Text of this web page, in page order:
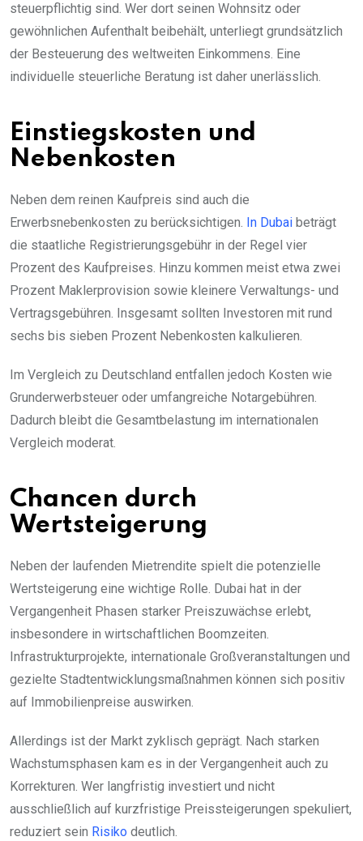
steuerpflichtig sind. Wer dort seinen Wohnsitz oder
gewöhnlichen Aufenthalt beibehält, unterliegt grundsätzlich
der Besteuerung des weltweiten Einkommens. Eine
individuelle steuerliche Beratung ist daher unerlässlich.
Einstiegskosten und
Nebenkosten
Neben dem reinen Kaufpreis sind auch die
Erwerbsnebenkosten zu berücksichtigen. In Dubai beträgt
die staatliche Registrierungsgebühr in der Regel vier
Prozent des Kaufpreises. Hinzu kommen meist etwa zwei
Prozent Maklerprovision sowie kleinere Verwaltungs- und
Vertragsgebühren. Insgesamt sollten Investoren mit rund
sechs bis sieben Prozent Nebenkosten kalkulieren.
Im Vergleich zu Deutschland entfallen jedoch Kosten wie
Grunderwerbsteuer oder umfangreiche Notargebühren.
Dadurch bleibt die Gesamtbelastung im internationalen
Vergleich moderat.
Chancen durch
Wertsteigerung
Neben der laufenden Mietrendite spielt die potenzielle
Wertsteigerung eine wichtige Rolle. Dubai hat in der
Vergangenheit Phasen starker Preiszuwächse erlebt,
insbesondere in wirtschaftlichen Boomzeiten.
Infrastrukturprojekte, internationale Großveranstaltungen und
gezielte Stadtentwicklungsmaßnahmen können sich positiv
auf Immobilienpreise auswirken.
Allerdings ist der Markt zyklisch geprägt. Nach starken
Wachstumsphasen kam es in der Vergangenheit auch zu
Korrekturen. Wer langfristig investiert und nicht
ausschließlich auf kurzfristige Preissteigerungen spekuliert,
reduziert sein Risiko deutlich.